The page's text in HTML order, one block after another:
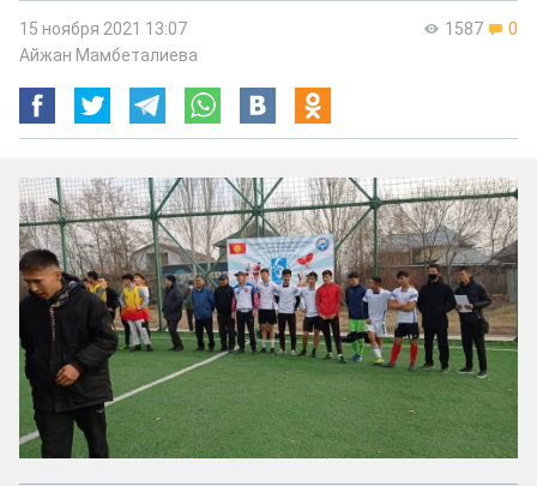
1587 0
15 ноября 2021 13:07
Айжан Мамбеталиева